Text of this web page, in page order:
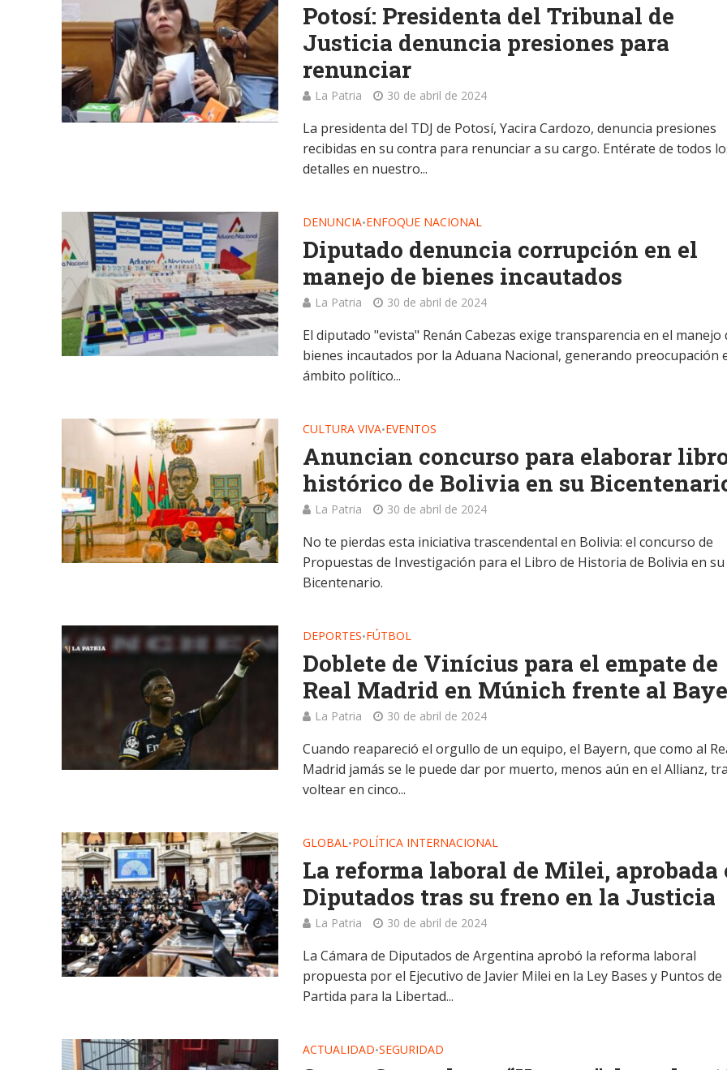
Potosí: Presidenta del Tribunal de
Justicia denuncia presiones para
renunciar
La Patria 30 de abril de 2024
La presidenta del TDJ de Potosí, Yacira Cardozo, denuncia presiones
recibidas en su contra para renunciar a su cargo. Entérate de todos
detalles en nuestro...
DENUNCIA•ENFOQUE NACIONAL
Diputado denuncia corrupción en el
manejo de bienes incautados
La Patria 30 de abril de 2024
El diputado "evista" Renán Cabezas exige transparencia en el manejo
bienes incautados por la Aduana Nacional, generando preocupación
ámbito político...
CULTURA VIVA•EVENTOS
Anuncian concurso para elaborar
histórico de Bolivia en su
La Patria 30 de abril de 2024
No te pierdas esta iniciativa trascendental en Bolivia: el concurso de
Propuestas de Investigación para el Libro de Historia de Bolivia en su
Bicentenario.
DEPORTES•FÚTBOL
Doblete de Vinícius para el empate de
Real Madrid en Múnich frente al
La Patria 30 de abril de 2024
Cuando reapareció el orgullo de un equipo, el Bayern, que como al
Madrid jamás se le puede dar por muerto, menos aún en el Allianz,
voltear en cinco...
GLOBAL•POLÍTICA INTERNACIONAL
La reforma laboral de Milei, aprobada
Diputados tras su freno en la Justicia
La Patria 30 de abril de 2024
La Cámara de Diputados de Argentina aprobó la reforma laboral
propuesta por el Ejecutivo de Javier Milei en la Ley Bases y Puntos de
Partida para la Libertad...
ACTUALIDAD•SEGURIDAD